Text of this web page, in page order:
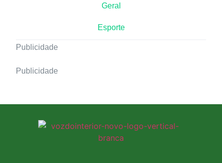
Geral
Esporte
Publicidade
Publicidade